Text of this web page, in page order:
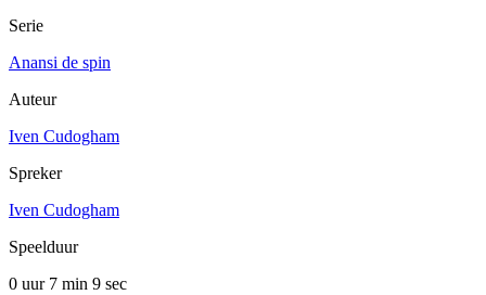
Serie
Anansi de spin
Auteur
Iven Cudogham
Spreker
Iven Cudogham
Speelduur
0 uur 7 min 9 sec